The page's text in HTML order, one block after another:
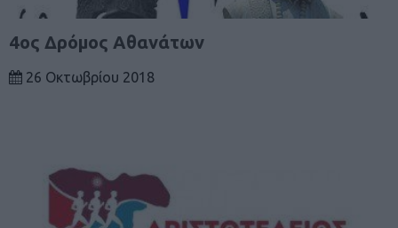
4ος Δρόμος Αθανάτων
26 Οκτωβρίου 2018